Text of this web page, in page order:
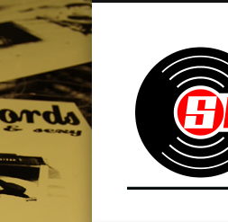
LABEL | MERCH |
VimeoDribble LinkedIn